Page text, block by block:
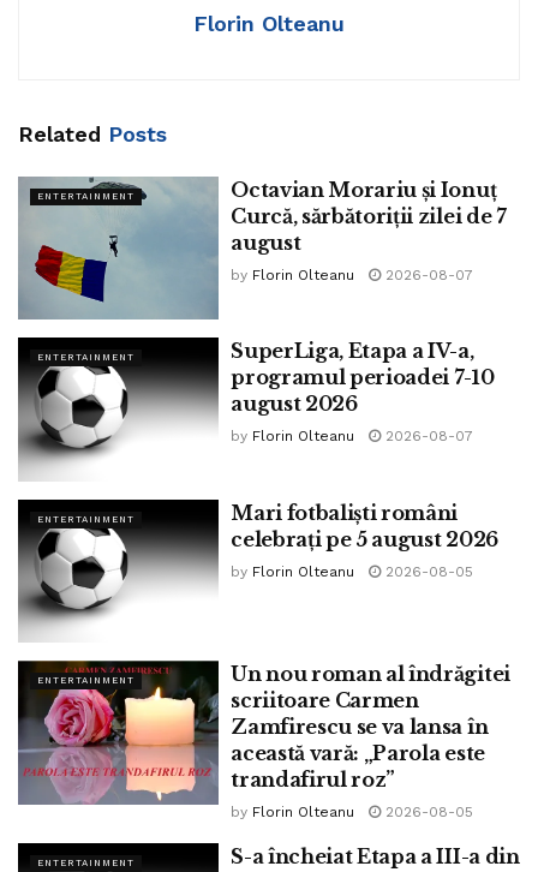
Puterilor Centrale, editând Bukarester Tageblatt.
august 1925.
Ioan Slavici
Florin Olteanu
Related Posts
ENTERTAINMENT
Octavian Morariu și Ionuț
Curcă, sărbătoriții zilei de 7
august
by Florin Olteanu 2026-08-07
ENTERTAINMENT
SuperLiga, Etapa a IV-a,
programul perioadei 7-10
august 2026
by Florin Olteanu 2026-08-07
ENTERTAINMENT
Mari fotbaliști români
celebrați pe 5 august 2026
by Florin Olteanu 2026-08-05
ENTERTAINMENT
Un nou roman al îndrăgitei
scriitoare Carmen
Zamfirescu se va lansa în
această vară: „Parola este
trandafirul roz”
by Florin Olteanu 2026-08-05
ENTERTAINMENT
S-a încheiat Etapa a III-a din